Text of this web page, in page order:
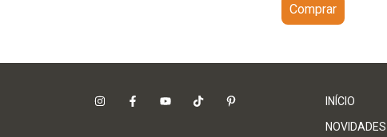
Comprar
INÍCIO
NOVIDADES